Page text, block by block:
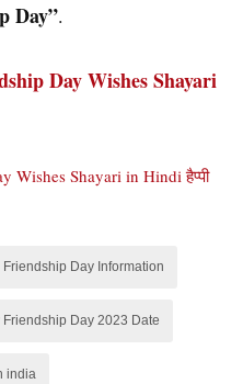
Day”.
Day Wishes Shayari
Wishes Shayari in Hindi हैप्पी
Friendship Day Information
Friendship Day 2023 Date
india